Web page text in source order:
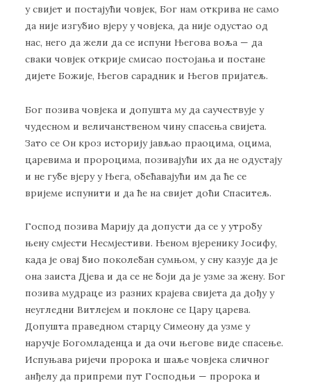
у свијет и постајући човјек, Бог нам открива не само
да није изгубио вјеру у човјека, да није одустао од
нас, него да жели да се испуни Његова воља — да
сваки човјек открије смисао постојања и постане
дијете Божије, Његов сарадник и Његов пријатељ.
Бог позива човјека и допушта му да саучествује у
чудесном и величанственом чину спасења свијета.
Зато се Он кроз историју јављао праоцима, оцима,
царевима и пророцима, позивајући их да не одустају
и не губе вјеру у Њега, обећавајући им да ће се
вријеме испунити и да ће на свијет доћи Спаситељ.
Господ позива Марију да допусти да се у утробу
њену смјести Несмјестиви. Њеном вјеренику Јосифу,
када је овај био поколебан сумњом, у сну казује да је
она заиста Дјева и да се не боји да је узме за жену. Бог
позива мудраце из разних крајева свијета да дођу у
неугледни Витлејем и поклоне се Цару царева.
Допушта праведном старцу Симеону да узме у
наручје Богомладенца и да очи његове виде спасење.
Испуњава ријечи пророка и шаље човјека сличног
анђелу да припреми пут Господњи — пророка и